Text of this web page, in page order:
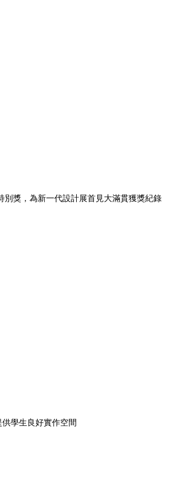
獎，為新一代設計展首見大滿貫獲獎紀錄
學生良好實作空間